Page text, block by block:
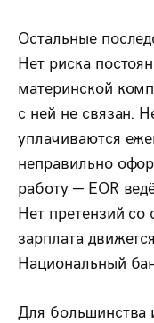
Остальные
Нет риска
материнской
с ней не связан.
уплачиваются
неправильно
работу — EOR
Нет претензий
зарплата
Национальный
Для большинства